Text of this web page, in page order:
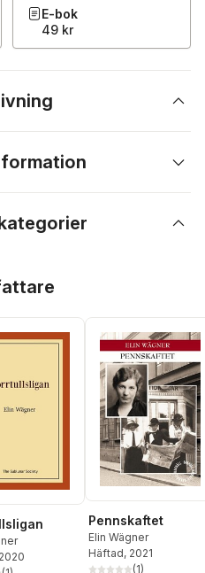
E-bok
49 kr
Pennskaftet
Elin Wägner
Häftad, 2021
(1)